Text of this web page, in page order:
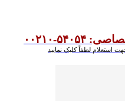
۰۰۲۱۰
استعلام لطفاً کلیک نمایید